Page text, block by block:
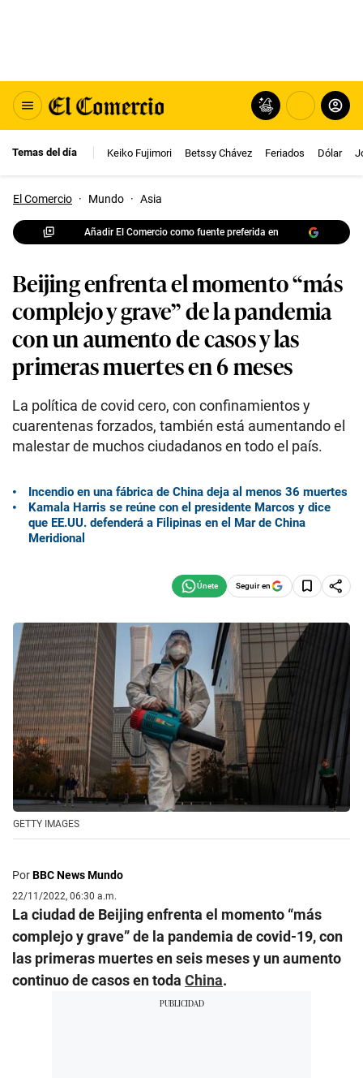
Temas del día Keiko Fujimori Betssy Chávez Feriados Dólar
El Comercio · Mundo · Asia
Añadir El Comercio como fuente preferida en
Beijing enfrenta el momento “más
complejo y grave” de la pandemia
con un aumento de casos y las
primeras muertes en 6 meses
La política de covid cero, con confinamientos y
cuarentenas forzados, también está aumentando el
malestar de muchos ciudadanos en todo el país.
Incendio en una fábrica de China deja al menos 36 muertes
Kamala Harris se reúne con el presidente Marcos y dice
que EE.UU. defenderá a Filipinas en el Mar de China
Meridional
Seguir en
GETTY IMAGES
PorBBC News Mundo
22/11/2022, 06:30 a.m.
La ciudad de Beijing enfrenta el momento “más
complejo y grave” de la pandemia de covid-19, con
las primeras muertes en seis meses y un aumento
continuo de casos en toda China.